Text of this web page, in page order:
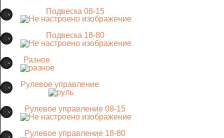
Подвеска 08-15
Подвеска 18-80
Разное
Рулевое управление
Рулевое управление 08-15
Рулевое управление 18-80